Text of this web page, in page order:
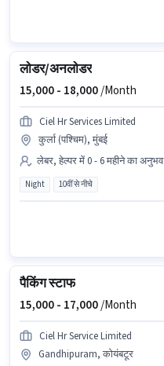
लोडर/अनलोडर
15,000 - 18,000/Month
Ciel Hr Services Limited
कुर्ला (पश्चिम), मुंबई
लेबर, हेल्पर में 0 - 6 महीने का अनुभव
Night 10वीं से नीचे
पैकिंग स्टाफ
15,000 - 17,000/Month
Ciel Hr Service Limited
Gandhipuram, कोयंबटूर